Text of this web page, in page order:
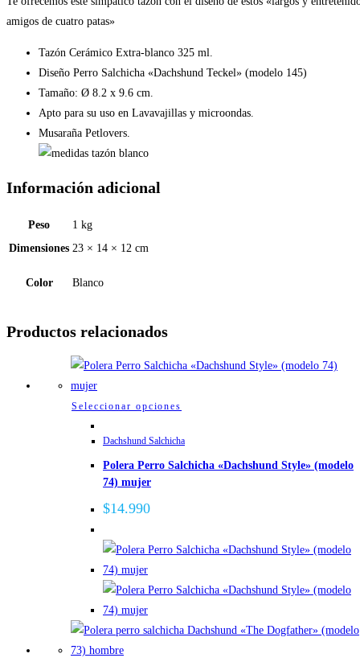
amigos de cuatro patas»
Tazón Cerámico Extra-blanco 325 ml.
Diseño Perro Salchicha «Dachshund Teckel» (modelo 145)
Tamaño: Ø 8.2 x 9.6 cm.
Apto para su uso en Lavavajillas y microondas.
Musaraña Petlovers.
Información adicional
Peso
1 kg
Dimensiones 23 × 14 × 12 cm
Color Blanco
Productos relacionados
Seleccionar opciones
tiene
múltiples
se
elegir
la
Dachshund Salchicha
Polera Perro Salchicha «Dachshund Style» (modelo
74) mujer
$14.990